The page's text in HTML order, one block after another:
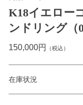
K18イエロー
ンドリング（
150,000円 （税込）
在庫状況